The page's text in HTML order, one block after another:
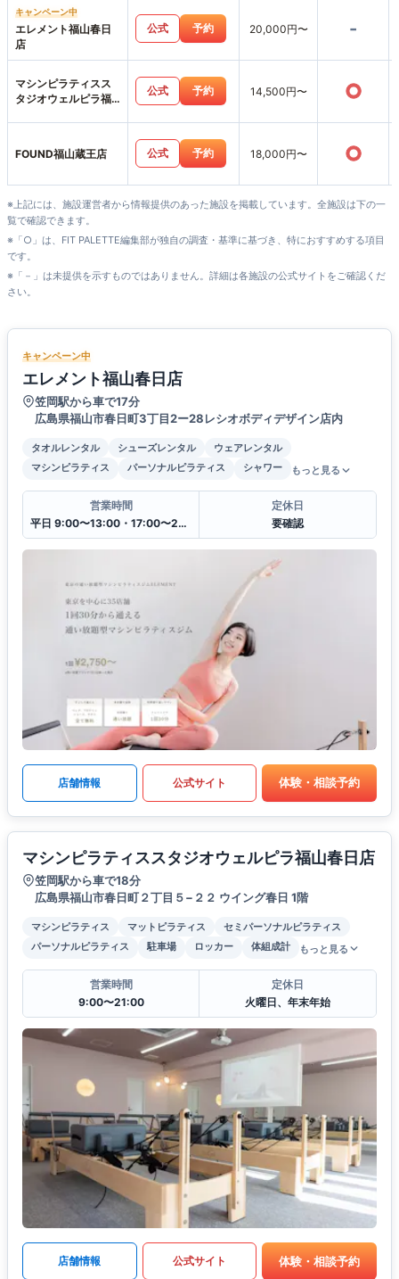
キャンペーン中
エレメント福山春日
店
公式 予約 20,000円〜 -
マシンピラティスス
タジオウェルピラ福
公式 予約 14,500円〜 ○
FOUND福山蔵王店 公式 予約 18,000円〜 ○
※上記には、施設運営者から情報提供のあった施設を掲載しています。全施設は下の一
覧で確認できます。
※「○」は、FIT PALETTE編集部が独自の調査・基準に基づき、特におすすめする項目
です。
※「－」は未提供を示すものではありません。詳細は各施設の公式サイトをご確認くだ
さい。
キャンペーン中
エレメント福山春日店
笠岡駅から車で17分
広島県福山市春日町3丁目2ー28レシオボディデザイン店内
タオルレンタル シューズレンタル
ウェアレンタル
マシンピラティス
パーソナルピラティス シャワー もっと見る
営業時間
平日 9:00〜13:00・17:00〜22:00
定休日
要確認
店舗情報 公式サイト 体験・相談予約
マシンピラティススタジオウェルピラ福山春日店
笠岡駅から車で18分
広島県福山市春日町２丁目５−２２ ウイング春日 1階
マシンピラティス マットピラティス
セミパーソナルピラティス
パーソナルピラティス
駐車場 ロッカー 体組成計 もっと見る
営業時間
9:00〜21:00
定休日
火曜日、年末年始
店舗情報 公式サイト 体験・相談予約